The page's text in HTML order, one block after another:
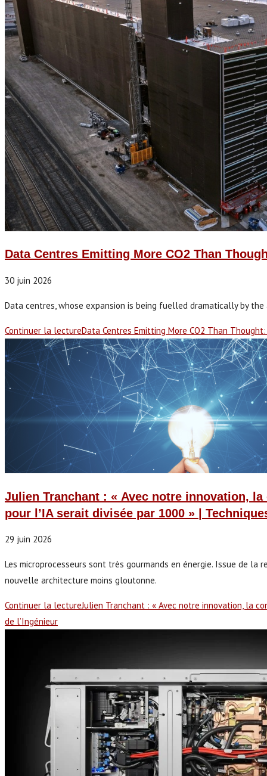
Data Centres Emitting More CO2 Than
30 juin 2026
Data centres, whose expansion is being fuelled dramatically by
Continuer la lectureData Centres Emitting More CO2 Than
Julien Tranchant : « Avec notre innovation,
pour l’IA serait divisée par 1000 » |
29 juin 2026
Les microprocesseurs sont très gourmands en énergie. Issue de
nouvelle architecture moins gloutonne.
Continuer la lectureJulien Tranchant : « Avec notre innovation, la
de l’Ingénieur